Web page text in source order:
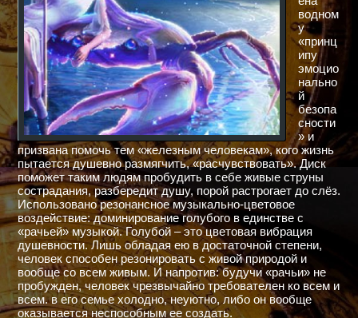
водном
у
«принц
ипу
эмоцио
нально
й
безопа
сности
» и
призвана помочь тем «железным человекам», кого жизнь
пытается душевно размягчить, «расчувствовать». Диск
поможет таким людям пробудить в себе живые струны
сострадания, разбередит душу, порой растрогает до слёз.
Использовано резонансное музыкально-цветовое
воздействие: доминирование голубого в единстве с
«рачьей» музыкой. Голубой – это цветовая вибрация
душевности. Лишь обладая ею в достаточной степени,
человек способен резонировать с живой природой и
вообще со всем живым. И напротив: будучи «рачьи» не
пробужден, человек чрезвычайно требователен ко всем и
всем. в его семье холодно, неуютно, либо он вообще
оказывается неспособным ее создать.